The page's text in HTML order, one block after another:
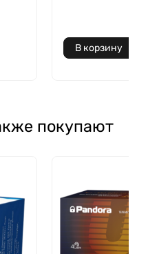
В корзину
покупают